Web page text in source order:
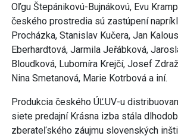
Oľgu Štepánikovú-Bujnákovú, Evu
českého prostredia sú zastúpení
Procházka, Stanislav Kučera, Jan
Eberhardtová, Jarmila Jeřábková,
Bloudková, Lubomíra Krejčí, Josef
Nina Smetanová, Marie Kotrbová a iní.
Produkcia českého ÚĽUV-u
siete predajní Krásna izba stála
zberateľského záujmu slovenských